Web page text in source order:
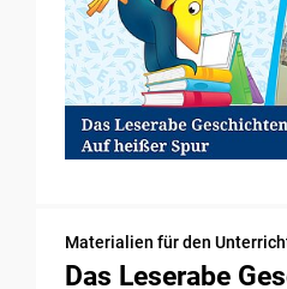
Materialien für den
Das Leserabe